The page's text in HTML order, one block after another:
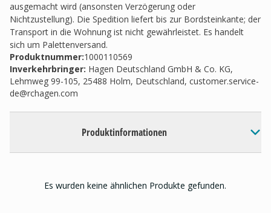
ausgemacht wird (ansonsten Verzögerung oder
Nichtzustellung). Die Spedition liefert bis zur Bordsteinkante; der
Transport in die Wohnung ist nicht gewährleistet. Es handelt
sich um Palettenversand.
Produktnummer:1000110569
Inverkehrbringer: Hagen Deutschland GmbH & Co. KG,
Lehmweg 99-105, 25488 Holm, Deutschland, customer.service-
de@rchagen.com
Produktinformationen
Es wurden keine ähnlichen Produkte gefunden.